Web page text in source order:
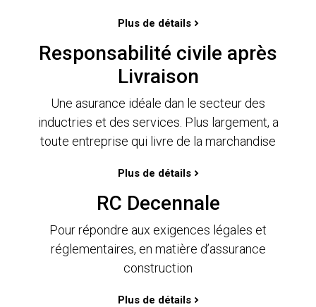
Plus de détails
Responsabilité civile après
Livraison
Une asurance idéale dan le secteur des
inductries et des services. Plus largement, a
toute entreprise qui livre de la marchandise
Plus de détails
RC Decennale
Pour répondre aux exigences légales et
réglementaires, en matière d’assurance
construction
Plus de détails